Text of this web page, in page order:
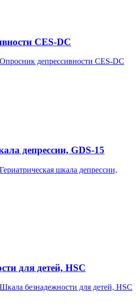
CES-DC
депрессивности CES-DC
депрессии, GDS-15
шкала депрессии,
для детей, HSC
безнадежности для детей, HSC